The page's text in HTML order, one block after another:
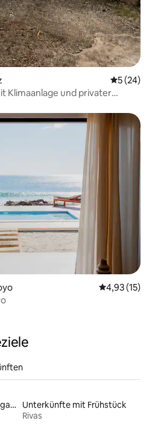
5 (24)
Klimaanlage und privater
4,93 (15)
Unterkünfte mit Strandzugang
Unterkünfte mit Frühstück
Rivas